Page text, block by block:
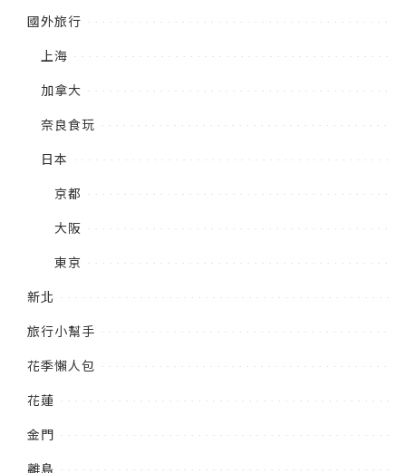
國外旅行
上海
加拿大
奈良食玩
日本
京都
大阪
東京
新北
旅行小幫手
花季懶人包
花蓮
金門
離島